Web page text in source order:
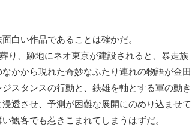
白い作品であることは確かだ。
り、跡地にネオ東京が建設されると、暴走族
かから現れた奇妙なふたり連れの物語が金田
スタンスの行動と、鉄雄を軸とする軍の動き
透させ、予測が困難な展開にのめり込ませて
観客でも惹きこまれてしまうはずだ。